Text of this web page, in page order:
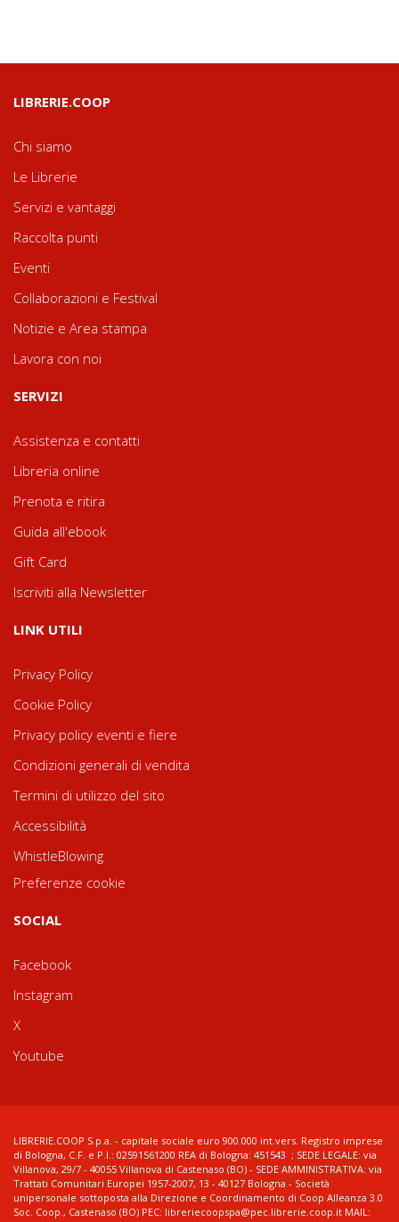
LIBRERIE.COOP
Chi siamo
Le Librerie
Servizi e vantaggi
Raccolta punti
Eventi
Collaborazioni e Festival
Notizie e Area stampa
Lavora con noi
SERVIZI
Assistenza e contatti
Libreria online
Prenota e ritira
Guida all'ebook
Gift Card
Iscriviti alla Newsletter
LINK UTILI
Privacy Policy
Cookie Policy
Privacy policy eventi e fiere
Condizioni generali di vendita
Termini di utilizzo del sito
Accessibilità
WhistleBlowing
Preferenze cookie
SOCIAL
Facebook
Instagram
X
Youtube
LIBRERIE.COOP S.p.a. - capitale sociale euro 900.000 int.vers. Registro imprese
di Bologna, C.F. e P.I.: 02591561200 REA di Bologna: 451543 ; SEDE LEGALE: via
Villanova, 29/7 - 40055 Villanova di Castenaso (BO) - SEDE AMMINISTRATIVA: via
Trattati Comunitari Europei 1957-2007, 13 - 40127 Bologna - Società
unipersonale sottoposta alla Direzione e Coordinamento di Coop Alleanza 3.0
Soc. Coop., Castenaso (BO) PEC: libreriecoopspa@pec.librerie.coop.it MAIL: